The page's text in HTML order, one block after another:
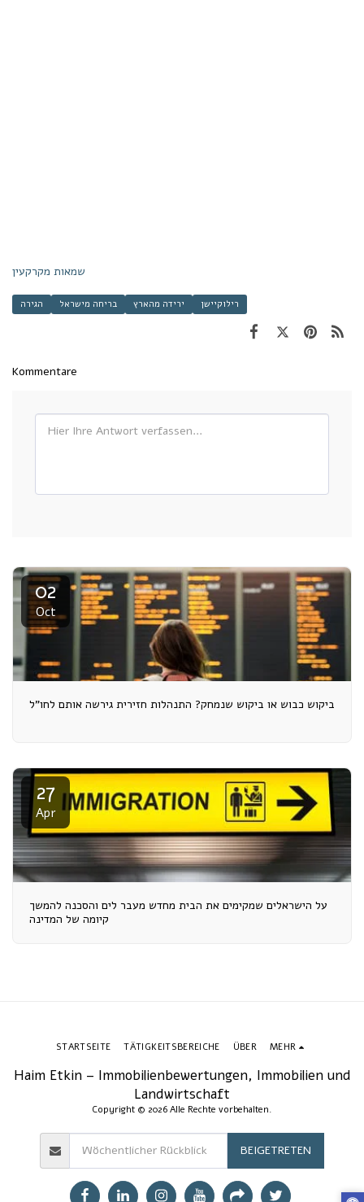
שמאות מקרקעין
הגירה בריחה מישראל ירידה מהארץ רילוקיישן
Kommentare
02
Oct
ביקוש כבוש או ביקוש שנמחק? התנהלות חזירית גירשה אותם לחו"ל
27
Apr
על הישראלים שמקימים את הבית מחדש מעבר לים והסכנה להמשך
קיומה של המדינה
Haim Etkin – Immobilienbewertungen, Immobilien und
Landwirtschaft
Copyright © 2026 Alle Rechte vorbehalten.
STARTSEITE TÄTIGKEITSBEREICHE ÜBER MEHR
BEIGETRETEN